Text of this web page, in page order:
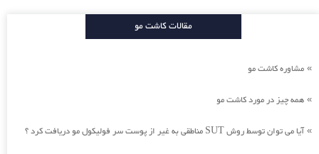
مقالات کاشت مو
» مشاوره کاشت مو
» همه چیز در مورد کاشت مو
»آیا می توان توسط روش SUT مناطقی به غیر از پوست سر فولیکول مو دریافت کرد ؟